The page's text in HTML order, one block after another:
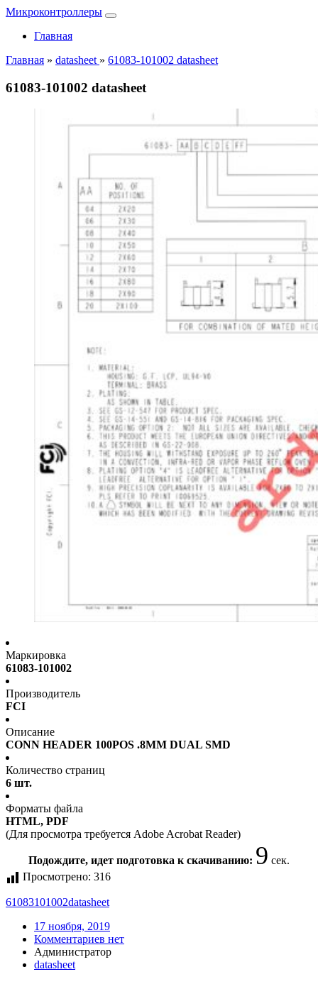
Микроконтроллеры
Главная
Главная » datasheet » 61083-101002 datasheet
61083-101002 datasheet
Маркировка
61083-101002
Производитель
FCI
Описание
CONN HEADER 100POS .8MM DUAL SMD
Количество страниц
6 шт.
Форматы файла
HTML, PDF
(Для просмотра требуется Adobe Acrobat Reader)
Подождите, идет подготовка к скачиванию: 8 сек.
Просмотрено: 316
61083101002datasheet
17 ноября, 2019
Комментариев нет
Администратор
datasheet